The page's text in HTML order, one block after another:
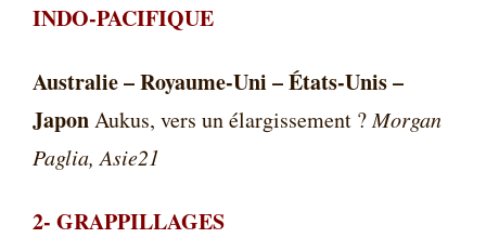
INDO-PACIFIQUE
Australie – Royaume-Uni – États-Unis –
JaponAukus, vers un élargissement ?Morgan
Paglia, Asie21
2- GRAPPILLAGES